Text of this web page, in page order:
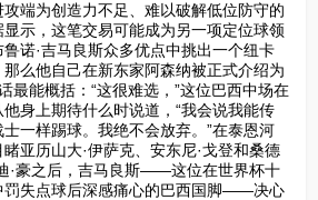
端为创造力不足、难以破解低位防守的
示，这笔交易可能成为另一项定位球领
诺·吉马良斯众多优点中挑出一个纽卡
么他自己在新东家阿森纳被正式介绍为
最能概括：“这很难选，”这位巴西中场在
身上期待什么时说道，“我会说我能传
一样踢球。我绝不会放弃。”在泰恩河
亚历山大·伊萨克、安东尼·戈登和桑德
·豪之后，吉马良斯——这位在世界杯十
罚失点球后深感痛心的巴西国脚——决心